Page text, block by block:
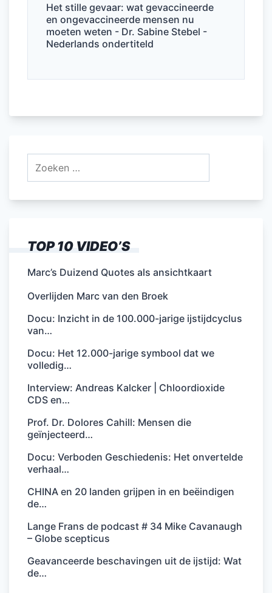
Het stille gevaar: wat gevaccineerde
en ongevaccineerde mensen nu
moeten weten - Dr. Sabine Stebel -
Nederlands ondertiteld
TOP 10 VIDEO’S
Marc’s Duizend Quotes als ansichtkaart
Overlijden Marc van den Broek
Docu: Inzicht in de 100.000-jarige ijstijdcyclus
van…
Docu: Het 12.000-jarige symbool dat we
volledig…
Interview: Andreas Kalcker | Chloordioxide
CDS en…
Prof. Dr. Dolores Cahill: Mensen die
geïnjecteerd…
Docu: Verboden Geschiedenis: Het onvertelde
verhaal…
CHINA en 20 landen grijpen in en beëindigen
de…
Lange Frans de podcast # 34 Mike Cavanaugh
– Globe scepticus
Geavanceerde beschavingen uit de ijstijd: Wat
de…